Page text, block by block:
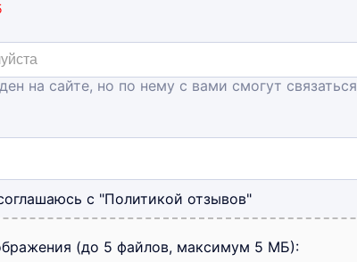
на сайте, но по нему с вами смогут связаться
с "Политикой отзывов"
(до 5 файлов, максимум 5 МБ):